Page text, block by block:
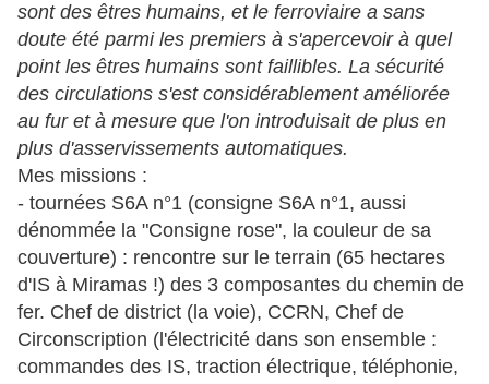
sont des êtres humains, et le ferroviaire a sans
doute été parmi les premiers à s'apercevoir à quel
point les êtres humains sont faillibles. La sécurité
des circulations s'est considérablement améliorée
au fur et à mesure que l'on introduisait de plus en
plus d'asservissements automatiques.
Mes missions :
- tournées S6A n°1 (consigne S6A n°1, aussi
dénommée la "Consigne rose", la couleur de sa
couverture) : rencontre sur le terrain (65 hectares
d'IS à Miramas !) des 3 composantes du chemin de
fer. Chef de district (la voie), CCRN, Chef de
Circonscription (l'électricité dans son ensemble :
commandes des IS, traction électrique, téléphonie,